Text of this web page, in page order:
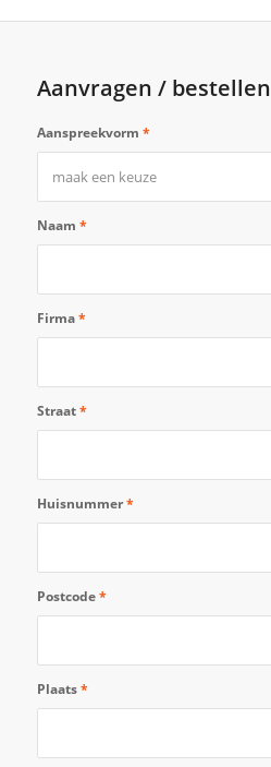
Aanvragen / bestellen
Aanspreekvorm *
Naam *
Firma*
Straat*
Huisnummer*
Postcode*
Plaats*